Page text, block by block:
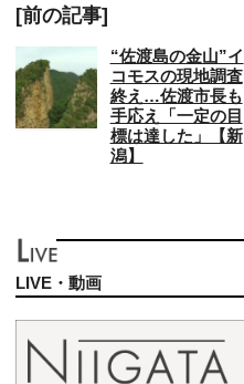
[前の記事]
“佐渡島の金山”イ
コモスの現地調査
終え…佐渡市長も
手応え「一定の目
標は達した」【新
潟】
LIVE・動画